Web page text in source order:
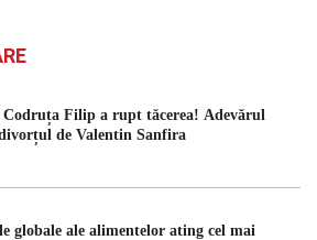
Codruța Filip a rupt tăcerea! Adevărul
de Valentin Sanfira
globale ale alimentelor ating cel mai